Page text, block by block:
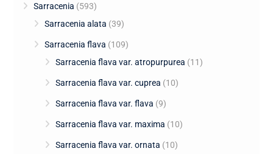
Sarracenia (593)
Sarracenia alata (39)
Sarracenia flava (109)
Sarracenia flava var. atropurpurea (11)
Sarracenia flava var. cuprea (10)
Sarracenia flava var. flava (9)
Sarracenia flava var. maxima (10)
Sarracenia flava var. ornata (10)